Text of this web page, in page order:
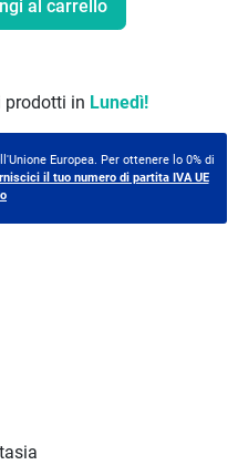
al carrello
prodotti in Lunedì!
Europea. Per ottenere lo 0% di
il tuo numero di partita IVA UE